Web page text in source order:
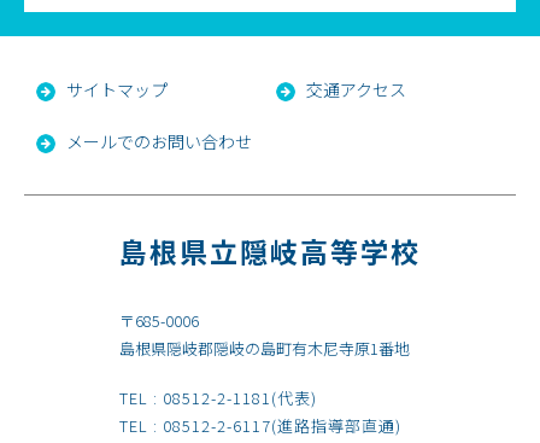
サイトマップ 交通アクセス
メールでのお問い合わせ
島根県立隠岐高等学校
〒685-0006
島根県隠岐郡隠岐の島町有木尼寺原1番地
TEL : 08512-2-1181(代表)
TEL : 08512-2-6117(進路指導部直通)